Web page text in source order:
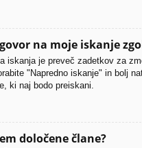
na moje iskanje
iskanja je preveč zadetkov za
"Napredno iskanje" in bolj
ki naj bodo preiskani.
določene člane?